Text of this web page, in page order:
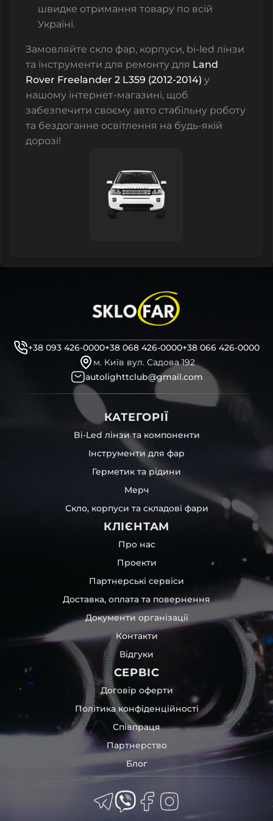
швидке отримання товару по всій
Україні.
Замовляйте скло фар, корпуси, bi-led лінзи
та інструменти для ремонту для Land
Rover Freelander 2 L359 (2012-2014) у
нашому інтернет-магазині, щоб
забезпечити своєму авто стабільну роботу
та бездоганне освітлення на будь-якій
дорозі!
+38 093 426-0000+38 068 426-0000+38 066 426-0000
м. Київ вул. Садова 192
autolighttclub@gmail.com
КАТЕГОРІЇ
Bi-Led лінзи та компоненти
Інструменти для фар
Герметик та рідини
Мерч
Скло, корпуси та складові фари
КЛІЄНТАМ
Про нас
Проекти
Партнерські сервіси
Доставка, оплата та повернення
Документи організації
Контакти
Відгуки
СЕРВІС
Договір оферти
Політика конфіденційності
Співпраця
Партнерство
Блог